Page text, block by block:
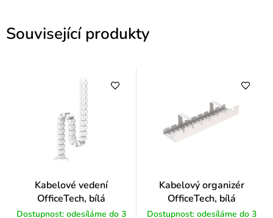
Související produkty
Kabelové vedení
OfficeTech, bílá
Dostupnost: odesíláme do 3
Kabelový organizér
OfficeTech, bílá
Dostupnost: odesíláme do 3